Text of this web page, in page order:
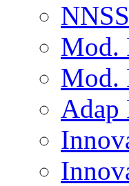
Mod.
Mod.
Adap